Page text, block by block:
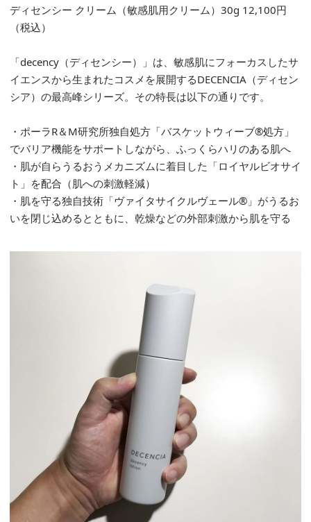
ディセンシー クリーム（敏感肌用クリーム）30g 12,100円
（税込）
「decency（ディセンシー）」は、敏感肌にフォーカスしたサ
イエンスから生まれたコスメを展開するDECENCIA（ディセン
シア）の最高峰シリーズ。その特長は以下の通りです。
・ポーラR＆M研究所独自処方「バスケットウィーブ®処方」
でバリア機能をサポートしながら、ふっくらハリのある肌へ
・肌が自らうるおうメカニズムに着目した「ロイヤルビオサイ
ト」を配合（肌への刺激軽減）
・肌を守る独自技術「ヴァイタサイクルヴェール®」がうるお
いを閉じ込めるとともに、乾燥などの外部刺激から肌を守る